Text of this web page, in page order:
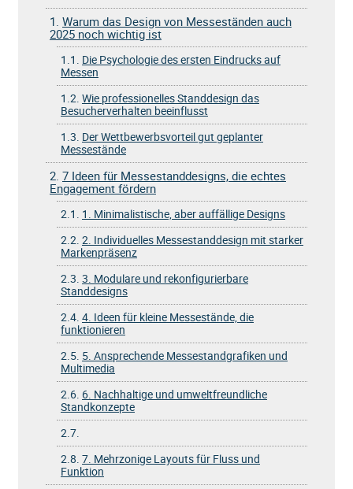
1. Warum das Design von Messeständen auch
2025 noch wichtig ist
1.1. Die Psychologie des ersten Eindrucks auf
Messen
1.2. Wie professionelles Standdesign das
Besucherverhalten beeinflusst
1.3. Der Wettbewerbsvorteil gut geplanter
Messestände
2. 7 Ideen für Messestanddesigns, die echtes
Engagement fördern
2.1. 1. Minimalistische, aber auffällige Designs
2.2. 2. Individuelles Messestanddesign mit starker
Markenpräsenz
2.3. 3. Modulare und rekonfigurierbare
Standdesigns
2.4. 4. Ideen für kleine Messestände, die
funktionieren
2.5. 5. Ansprechende Messestandgrafiken und
Multimedia
2.6. 6. Nachhaltige und umweltfreundliche
Standkonzepte
2.7.
2.8. 7. Mehrzonige Layouts für Fluss und
Funktion